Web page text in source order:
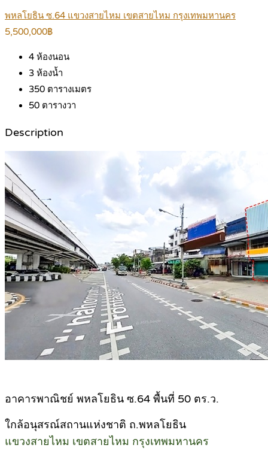
พหลโยธิน ซ.64 แขวงสายไหม เขตสายไหม กรุงเทพมหานคร
5,500,000฿
4 ห้องนอน
3 ห้องน้ำ
350 ตารางเมตร
50 ตารางวา
Description
อาคารพาณิชย์ พหลโยธิน ซ.64 พื้นที่ 50 ตร.ว.
ใกล้อนุสรณ์สถานแห่งชาติ ถ.พหลโยธิน
แขวงสายไหม เขตสายไหม กรุงเทพมหานคร